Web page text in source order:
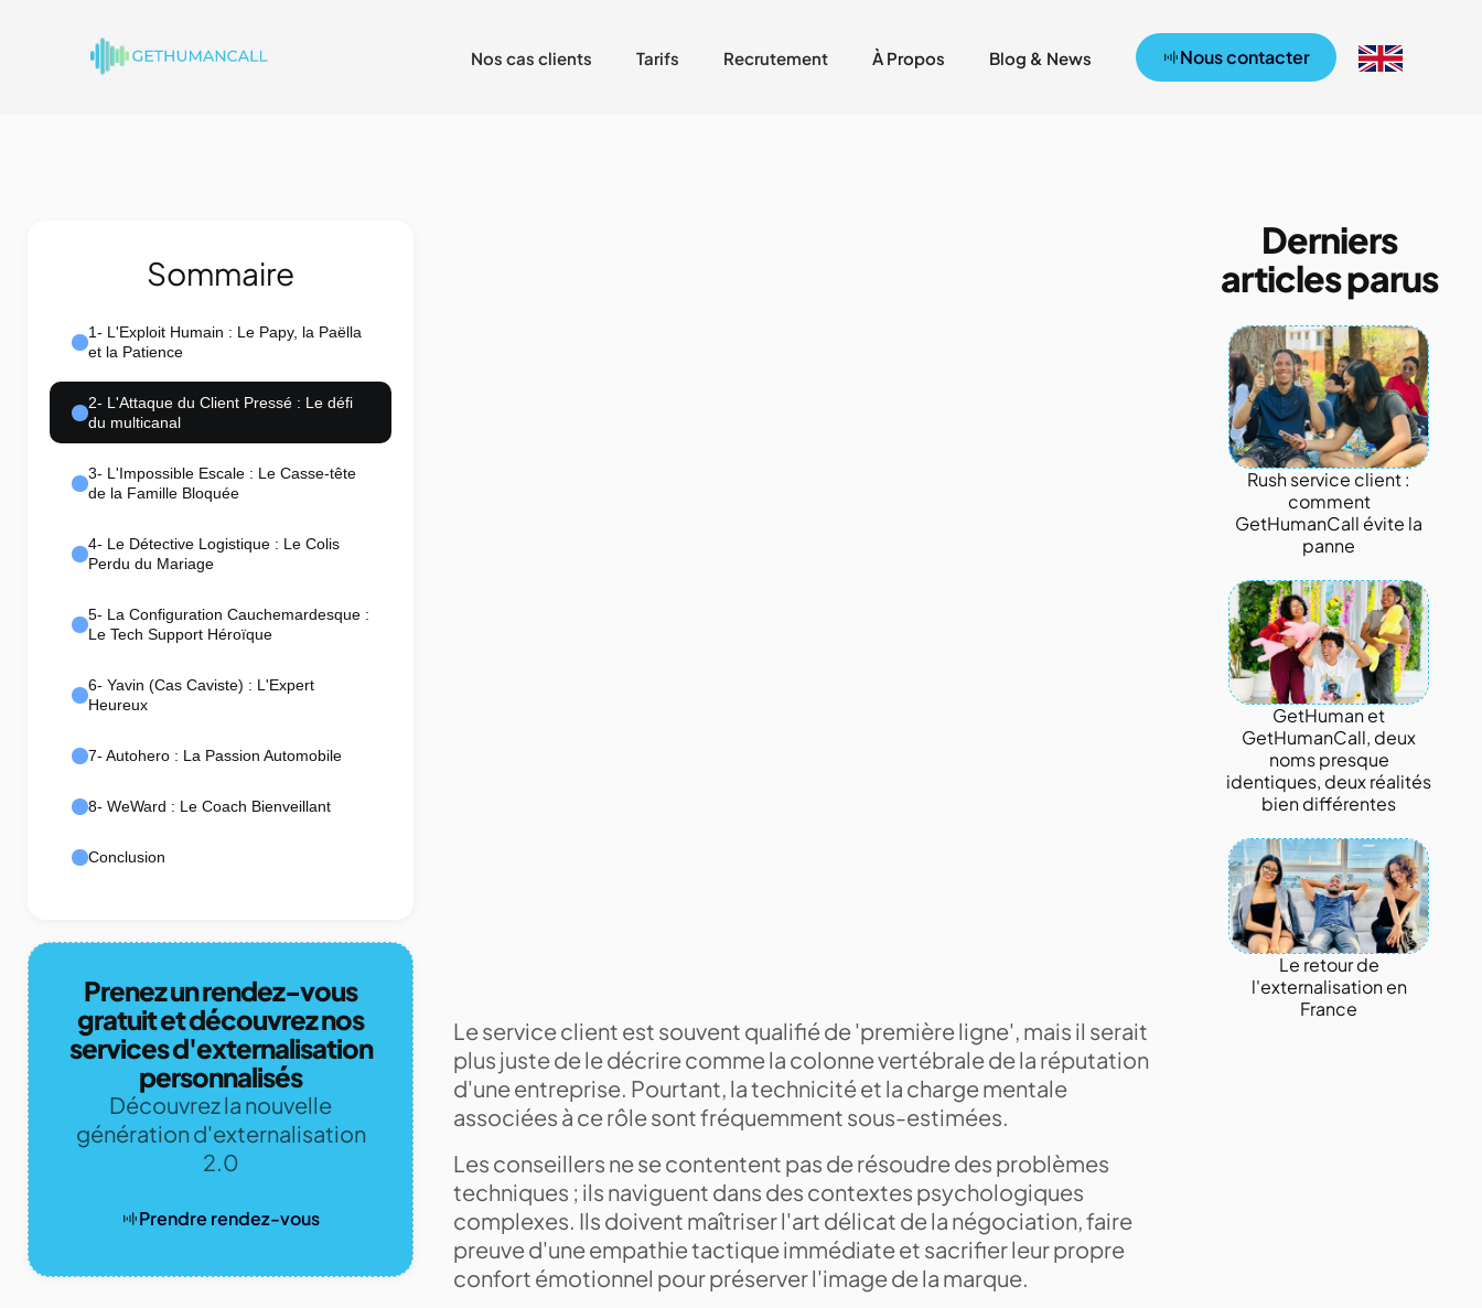
Nos cas clients Tarifs Recrutement À Propos Blog & News Nous contacter
Sommaire
1- L'Exploit Humain : Le Papy, la Paëlla
et la Patience
2- L'Attaque du Client Pressé : Le défi
du multicanal
3- L'Impossible Escale : Le Casse-tête
de la Famille Bloquée
4- Le Détective Logistique : Le Colis
Perdu du Mariage
5- La Configuration Cauchemardesque :
Le Tech Support Héroïque
6- Yavin (Cas Caviste) : L'Expert
Heureux
7- Autohero : La Passion Automobile
8- WeWard : Le Coach Bienveillant
Conclusion
Prenez un rendez-vous
gratuit et découvrez nos
services d'externalisation
personnalisés
Découvrez la nouvelle
génération d'externalisation
2.0
Prendre rendez-vous
Derniers
articles parus
Rush service client :
comment
GetHumanCall évite la
panne
GetHuman et
GetHumanCall, deux
noms presque
identiques, deux réalités
bien différentes
Le retour de
l'externalisation en
France
Le service client est souvent qualifié de 'première ligne', mais il serait
plus juste de le décrire comme la colonne vertébrale de la réputation
d'une entreprise. Pourtant, la technicité et la charge mentale
associées à ce rôle sont fréquemment sous-estimées.
Les conseillers ne se contentent pas de résoudre des problèmes
techniques ; ils naviguent dans des contextes psychologiques
complexes. Ils doivent maîtriser l'art délicat de la négociation, faire
preuve d'une empathie tactique immédiate et sacrifier leur propre
confort émotionnel pour préserver l'image de la marque.